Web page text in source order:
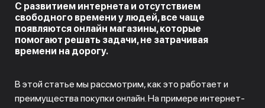
С развитием интернета и отсутствием
свободного времени у людей, все чаще
появляются онлайн магазины, которые
помогают решать задачи, не затрачивая
времени на дорогу.
В этой статье мы рассмотрим, как это работает и
преимущества покупки онлайн. На примере интернет-